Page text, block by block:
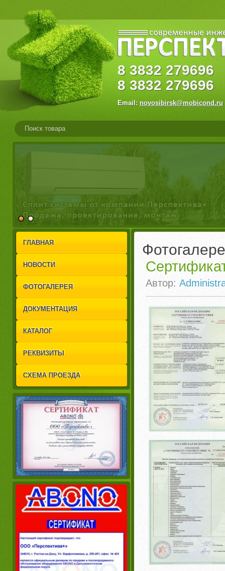
8 3832
8 3832 279696
Email: novosibirsk@mobicond.ru
1
2
ГЛАВНАЯ
НОВОСТИ
ФОТОГАЛЕРЕЯ
ДОКУМЕНТАЦИЯ
КАТАЛОГ
РЕКВИЗИТЫ
СХЕМА ПРОЕЗДА
Автор: